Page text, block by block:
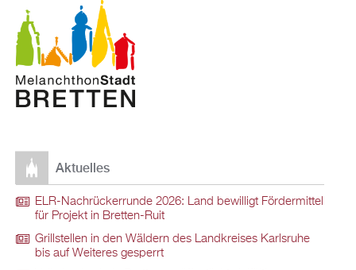
Aktuelles
ELR-Nachrückerrunde 2026: Land bewilligt Fördermittel
für Projekt in Bretten-Ruit
Grillstellen in den Wäldern des Landkreises Karlsruhe
bis auf Weiteres gesperrt